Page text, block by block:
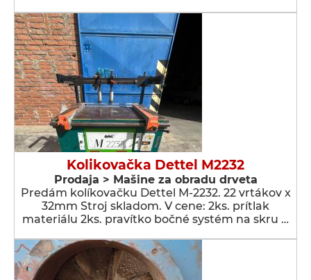
Kolikovačka Dettel M2232
Prodaja > Мašine za obradu drveta
Predám kolíkovačku Dettel M-2232. 22 vrtákov x
32mm Stroj skladom. V cene: 2ks. prítlak
materiálu 2ks. pravítko bočné systém na skru …